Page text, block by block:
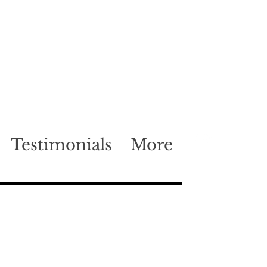
Testimonials More